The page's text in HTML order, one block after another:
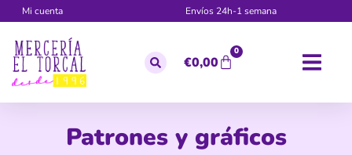
Mi cuenta Envíos 24h-1 semana
€0,00
0
Patrones y gráficos